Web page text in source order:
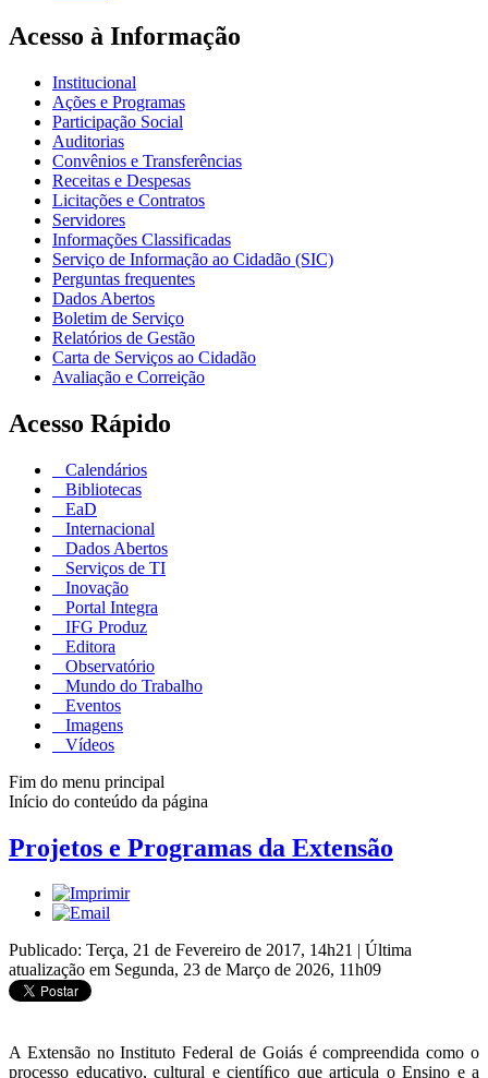
Acesso à Informação
Institucional
Ações e Programas
Participação Social
Auditorias
Convênios e Transferências
Receitas e Despesas
Licitações e Contratos
Servidores
Informações Classificadas
Serviço de Informação ao Cidadão (SIC)
Perguntas frequentes
Dados Abertos
Boletim de Serviço
Relatórios de Gestão
Carta de Serviços ao Cidadão
Avaliação e Correição
Acesso Rápido
Calendários
Bibliotecas
EaD
Internacional
Dados Abertos
Serviços de TI
Inovação
Portal Integra
IFG Produz
Editora
Observatório
Mundo do Trabalho
Eventos
Imagens
Vídeos
Fim do menu principal
Início do conteúdo da página
Projetos e Programas da Extensão
Publicado: Terça, 21 de Fevereiro de 2017, 14h21 | Última
atualização em Segunda, 23 de Março de 2026, 11h09
A Extensão no Instituto Federal de Goiás é compreendida como o
processo educativo, cultural e cientíﬁco que articula o Ensino e a